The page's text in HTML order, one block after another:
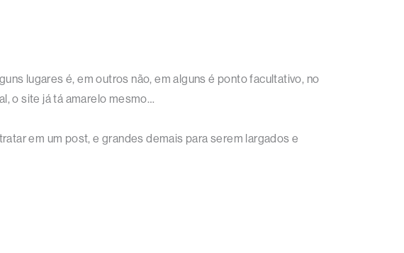
lugares é, em outros não, em alguns é ponto facultativo, no
o site já tá amarelo mesmo…
em um post, e grandes demais para serem largados e